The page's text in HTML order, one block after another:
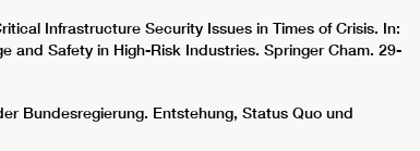
Infrastructure Security Issues in Times of Crisis. In:
and Safety in High-Risk Industries. Springer Cham. 29-
Bundesregierung. Entstehung, Status Quo und